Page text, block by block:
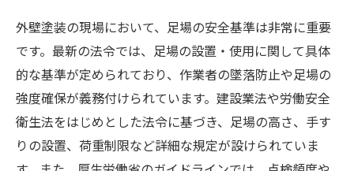
外壁塗装の現場において、足場の安全基準は非常に重要
です。最新の法令では、足場の設置・使用に関して具体
的な基準が定められており、作業者の墜落防止や足場の
強度確保が義務付けられています。建設業法や労働安全
衛生法をはじめとした法令に基づき、足場の高さ、手す
りの設置、荷重制限など詳細な規定が設けられていま